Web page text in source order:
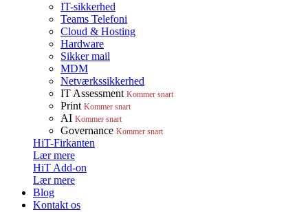
IT-sikkerhed
Teams Telefoni
Cloud & Hosting
Hardware
Sikker mail
MDM
Netværkssikkerhed
IT Assessment Kommer snart
Print Kommer snart
AI Kommer snart
Governance Kommer snart
HiT-Firkanten
Lær mere
HiT Add-on
Lær mere
Blog
Kontakt os